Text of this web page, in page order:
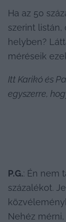
Ha az 50
szerint listán,
helyben?
méréseik
Itt Karikó és
egyszerre,
P.G.: Én nem
százalékot.
Nehéz